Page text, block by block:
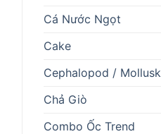
Cá Nước Ngọt
Cake
Cephalopod / Mollusk
Chả Giò
Combo Ốc Trend